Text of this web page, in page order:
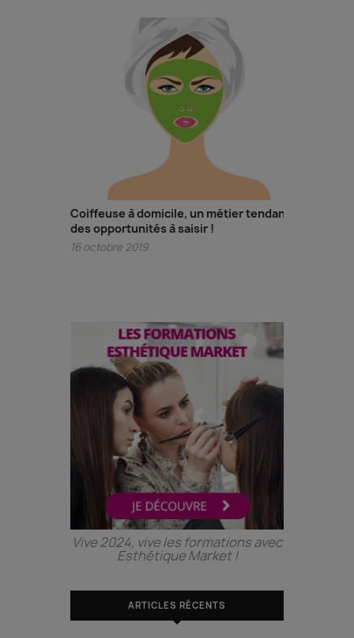
Coiffeuse à domicile, un métier tendance,
des opportunités à saisir !
16 octobre 2019
Vive 2024, vive les formations avec
Esthétique Market !
ARTICLES RÉCENTS